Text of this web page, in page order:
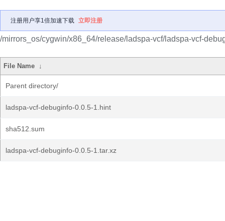
注册用户享1倍加速下载 立即注册
/mirrors_os/cygwin/x86_64/release/ladspa-vcf/ladspa-vcf-
File Name ↓
Parent directory/
ladspa-vcf-debuginfo-0.0.5-1.hint
sha512.sum
ladspa-vcf-debuginfo-0.0.5-1.tar.xz